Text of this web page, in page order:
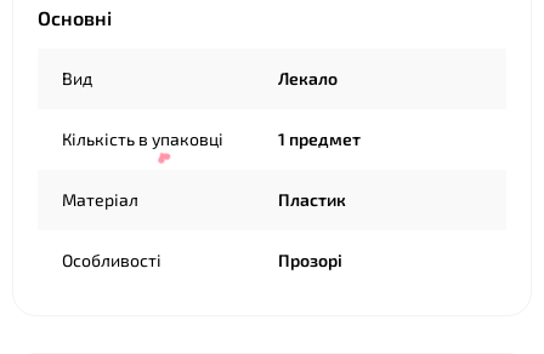
Основні
Вид Лекало
Кількість в упаковці 1 предмет
Матеріал Пластик
Особливості Прозорі